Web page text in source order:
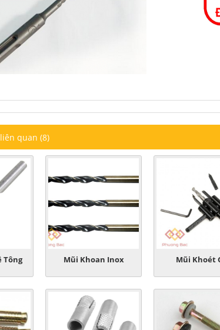
quan (8)
Tông Mũi Khoan Inox Mũi Khoét